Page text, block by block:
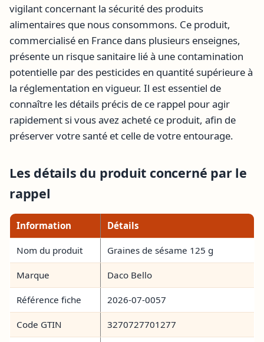
vigilant concernant la sécurité des produits
alimentaires que nous consommons. Ce produit,
commercialisé en France dans plusieurs enseignes,
présente un risque sanitaire lié à une contamination
potentielle par des pesticides en quantité supérieure à
la réglementation en vigueur. Il est essentiel de
connaître les détails précis de ce rappel pour agir
rapidement si vous avez acheté ce produit, afin de
préserver votre santé et celle de votre entourage.
Les détails du produit concerné par le
rappel
Information Détails
Nom du produit Graines de sésame 125 g
Marque Daco Bello
Référence fiche 2026-07-0057
Code GTIN 3270727701277